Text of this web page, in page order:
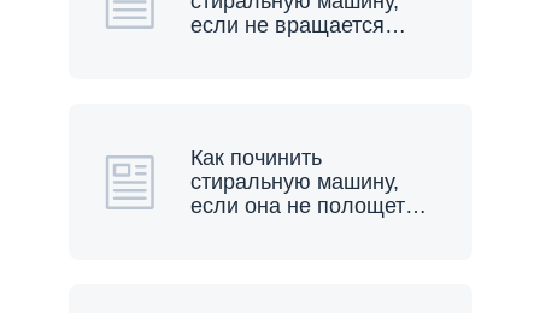
если не вращается…
Как починить
стиральную машину,
если она не полощет…